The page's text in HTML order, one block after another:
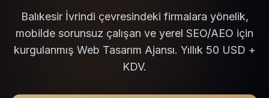
Balıkesir İvrindi çevresindeki firmalara yönelik,
mobilde sorunsuz çalışan ve yerel SEO/AEO için
kurgulanmış Web Tasarım Ajansı. Yıllık 50 USD +
KDV.